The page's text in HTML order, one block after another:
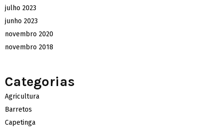
julho 2023
junho 2023
novembro 2020
novembro 2018
Categorias
Agricultura
Barretos
Capetinga